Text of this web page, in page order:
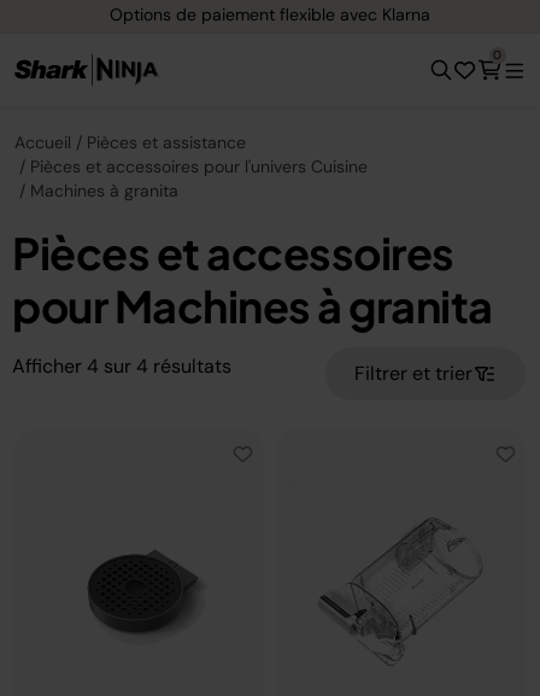
Options de paiement flexible avec Klarna
0
Accueil
Pièces et assistance
Pièces et accessoires pour l'univers Cuisine
Machines à granita
Pièces et accessoires
pour Machines à granita
Afficher 4 sur 4 résultats Filtrer et trier